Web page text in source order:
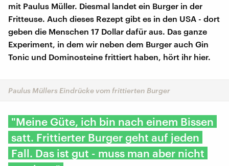
mit Paulus Müller. Diesmal landet ein Burger in der
Fritteuse. Auch dieses Rezept gibt es in den USA - dort
geben die Menschen 17 Dollar dafür aus. Das ganze
Experiment, in dem wir neben dem Burger auch Gin
Tonic und Dominosteine frittiert haben, hört ihr hier.
Paulus Müllers Eindrücke vom frittierten Burger
"Meine Güte, ich bin nach einem Bissen
satt. Frittierter Burger geht auf jeden
Fall. Das ist gut - muss man aber nicht